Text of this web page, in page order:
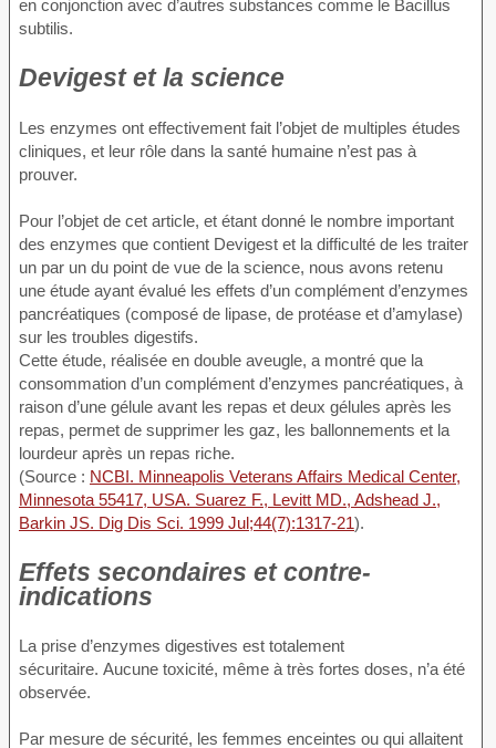
en conjonction avec d’autres substances comme le Bacillus
subtilis.
Devigest et la science
Les enzymes ont effectivement fait l’objet de multiples études
cliniques, et leur rôle dans la santé humaine n’est pas à
prouver.
Pour l’objet de cet article, et étant donné le nombre important
des enzymes que contient Devigest et la difficulté de les traiter
un par un du point de vue de la science, nous avons retenu
une étude ayant évalué les effets d’un complément d’enzymes
pancréatiques (composé de lipase, de protéase et d’amylase)
sur les troubles digestifs.
Cette étude, réalisée en double aveugle, a montré que la
consommation d’un complément d’enzymes pancréatiques, à
raison d’une gélule avant les repas et deux gélules après les
repas, permet de supprimer les gaz, les ballonnements et la
lourdeur après un repas riche.
(Source : NCBI. Minneapolis Veterans Affairs Medical Center,
Minnesota 55417, USA. Suarez F., Levitt MD., Adshead J.,
Barkin JS. Dig Dis Sci. 1999 Jul;44(7):1317-21).
Effets secondaires et contre-
indications
La prise d’enzymes digestives est totalement
sécuritaire. Aucune toxicité, même à très fortes doses, n’a été
observée.
Par mesure de sécurité, les femmes enceintes ou qui allaitent